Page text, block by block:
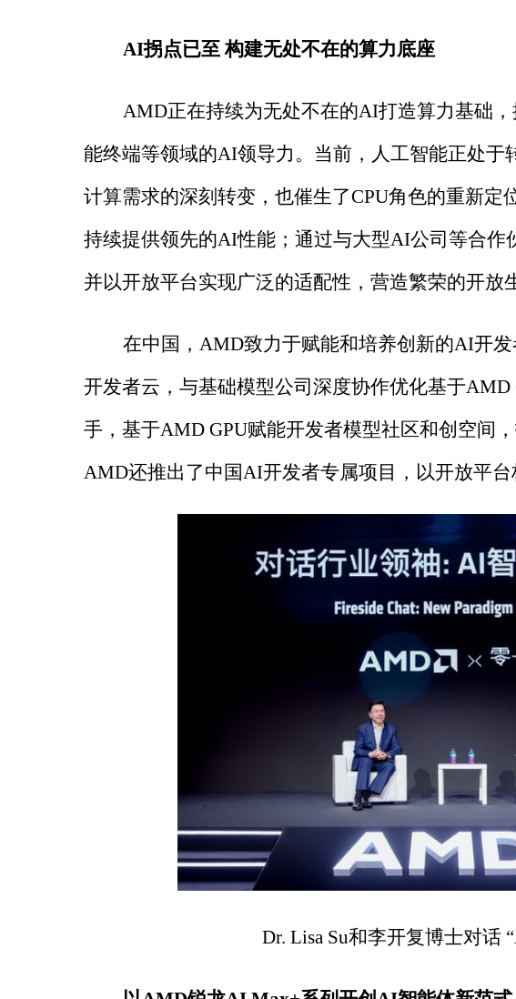
AI拐点已至 构建无处不在的算力底座
AMD正在持续为无处不在的AI打造算力基础
能终端等领域的AI领导力。当前，人工智能正处
计算需求的深刻转变，也催生了CPU角色的重新
持续提供领先的AI性能；通过与大型AI公司等合作
并以开放平台实现广泛的适配性，营造繁荣的开放
在中国， AMD致力于赋能和培养创新的AI开发
开发者云，与基础模型公司深度协作优化基于
手，基于AMD GPU赋能开发者模型社区和创空间
AMD还推出了中国AI开发者专属项目，以开放平
Dr. Lisa Su和李开复博士对话